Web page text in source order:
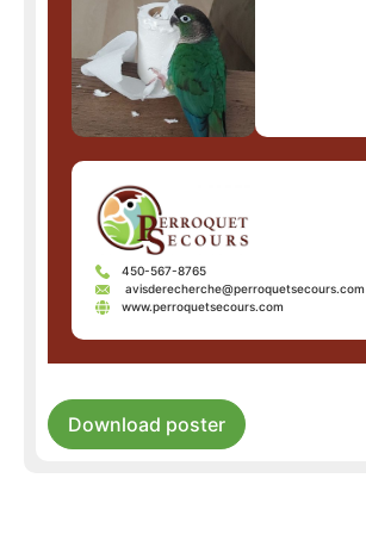
450-567-8765
avisderecherche@perroquetsecours.com
www.perroquetsecours.com
Download poster